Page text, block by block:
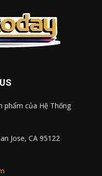
phẩm của Hệ Thống
Jose, CA 95122